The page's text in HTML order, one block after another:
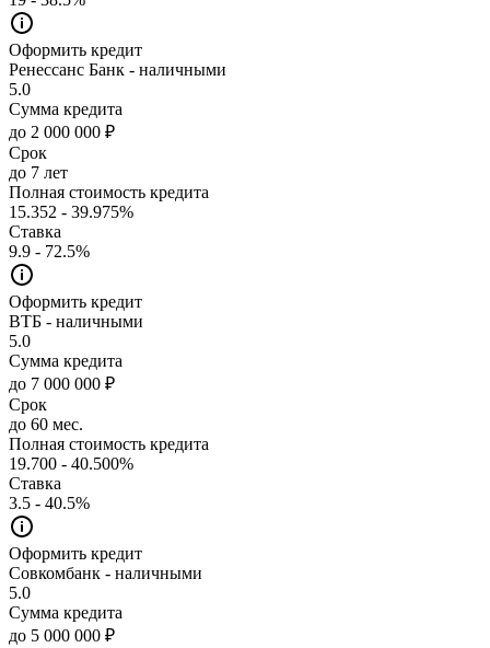
Оформить кредит
Ренессанс Банк - наличными
5.0
Сумма кредита
до 2 000 000 ₽
Срок
до 7 лет
Полная стоимость кредита
15.352 - 39.975%
Ставка
9.9 - 72.5%
Оформить кредит
ВТБ - наличными
5.0
Сумма кредита
до 7 000 000 ₽
Срок
до 60 мес.
Полная стоимость кредита
19.700 - 40.500%
Ставка
3.5 - 40.5%
Оформить кредит
Совкомбанк - наличными
5.0
Сумма кредита
до 5 000 000 ₽